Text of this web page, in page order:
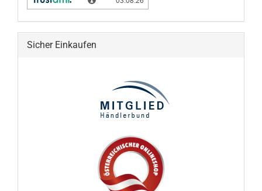
Sicher Einkaufen